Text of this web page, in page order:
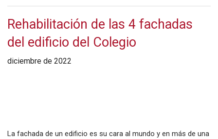
Rehabilitación de las 4 fachadas
del edificio del Colegio
diciembre de 2022
La fachada de un edificio es su cara al mundo y en más de una